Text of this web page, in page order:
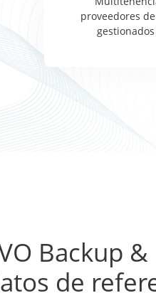
proveedores
gestionados
Backup
de